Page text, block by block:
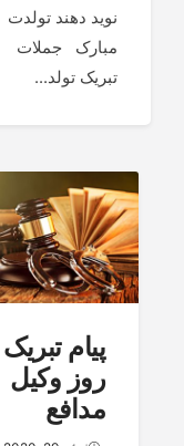
نوید دهند تولدت
مبارک جملات
تبریک تولد...
پیام تبریک
روز وکیل
مدافع